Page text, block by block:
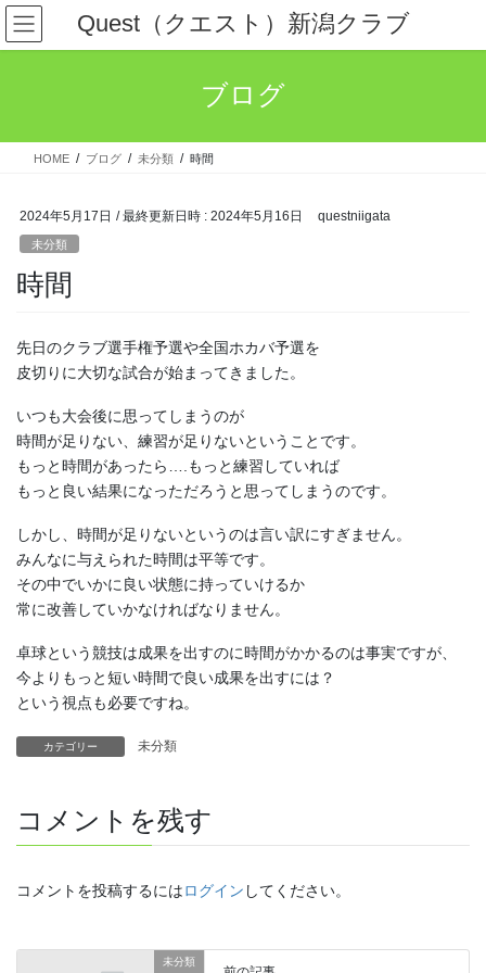
コ
ン
テ
ス
ナ
ビ
ゲ
ン
Quest（クエスト）新潟クラブ
ブログ
HOME ブログ 未分類 時間
2024年5月17日 / 最終更新日時 : 2024年5月16日 questniigata
未分類
時間
先日のクラブ選手権予選や全国ホカバ予選を
皮切りに大切な試合が始まってきました。
いつも大会後に思ってしまうのが
時間が足りない、練習が足りないということです。
もっと時間があったら….もっと練習していれば
もっと良い結果になっただろうと思ってしまうのです。
しかし、時間が足りないというのは言い訳にすぎません。
みんなに与えられた時間は平等です。
その中でいかに良い状態に持っていけるか
常に改善していかなければなりません。
卓球という競技は成果を出すのに時間がかかるのは事実ですが、
今よりもっと短い時間で良い成果を出すには？
という視点も必要ですね。
カテゴリー 未分類
コメントを残す
コメントを投稿するにはログイン してください。
未分類